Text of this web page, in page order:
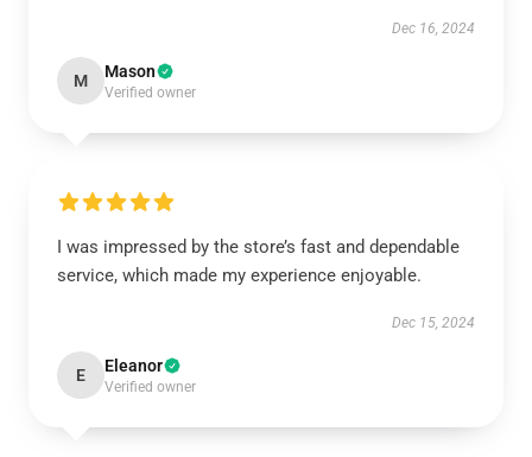
Dec 16, 2024
M Mason
Verified owner
I was impressed by the store’s fast and dependable
service, which made my experience enjoyable.
Dec 15, 2024
E Eleanor
Verified owner